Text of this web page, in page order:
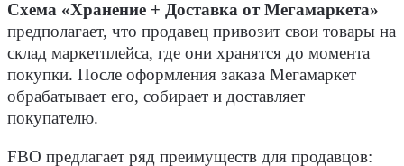
Схема «Хранение + Доставка от Мегамаркета»
предполагает, что продавец привозит свои товары на
склад маркетплейса, где они хранятся до момента
покупки. После оформления заказа Мегамаркет
обрабатывает его, собирает и доставляет
покупателю.
FBO предлагает ряд преимуществ для продавцов: